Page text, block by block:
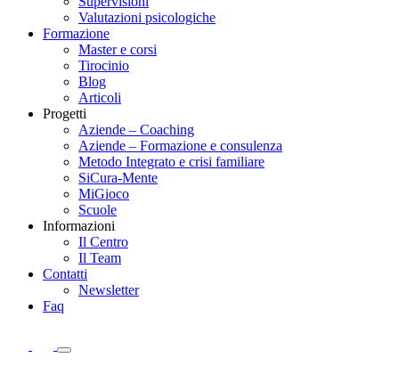
Valutazioni psicologiche
Formazione
Master e corsi
Tirocinio
Blog
Articoli
Progetti
Aziende – Coaching
Aziende – Formazione e consulenza
Metodo Integrato e crisi familiare
SiCura-Mente
MiGioco
Scuole
Informazioni
Il Centro
Il Team
Contatti
Newsletter
Faq